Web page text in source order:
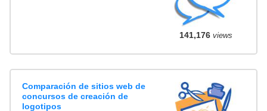
141,176views
Comparación de sitios web de
concursos de creación de
logotipos